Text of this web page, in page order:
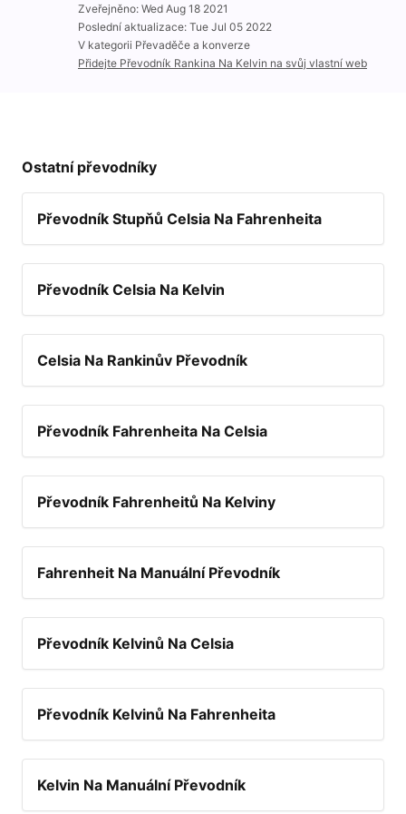
Zveřejněno: Wed Aug 18 2021
Poslední aktualizace: Tue Jul 05 2022
V kategorii Převaděče a konverze
Přidejte Převodník Rankina Na Kelvin na svůj vlastní web
Ostatní převodníky
Převodník Stupňů Celsia Na Fahrenheita
Převodník Celsia Na Kelvin
Celsia Na Rankinův Převodník
Převodník Fahrenheita Na Celsia
Převodník Fahrenheitů Na Kelviny
Fahrenheit Na Manuální Převodník
Převodník Kelvinů Na Celsia
Převodník Kelvinů Na Fahrenheita
Kelvin Na Manuální Převodník